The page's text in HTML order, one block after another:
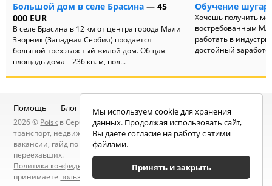
Большой дом в селе Брасина— 45
000 EUR
В селе Брасина в 12 км от центра города Мали
Зворник (Западная Сербия) продается
большой трехэтажный жилой дом. Общая
площадь дома – 236 кв. м, пол...
Обучение
Хочешь получить
востребованным
работать в
достойный
Помощь Блог Telegram-канал Чат
2026 © Poisk в Сербии — услуги специалистов, объявления:
транспорт, недвижимость, электроника, мебель, работа и
вакансии, гайд по Сербии, статьи, новости, посты людей, карта
переехавших.
Политика конфиденциальности
. Находясь на сайте вы
принимаете пользовательское соглашение.
Мы используем cookie для хранения
данных. Продолжая использовать сайт,
Вы даёте согласие на работу с этими
файлами.
Принять и закрыть